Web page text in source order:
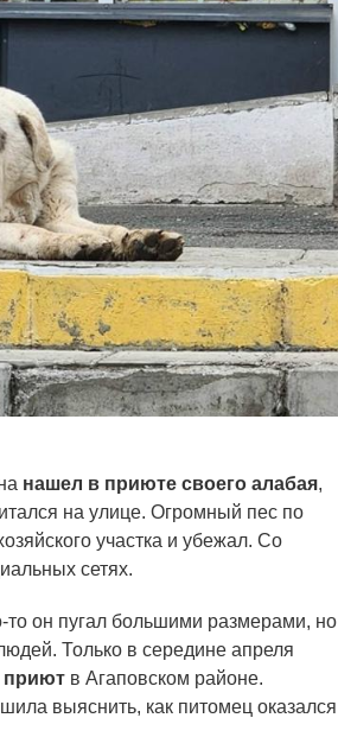
нашел в приюте своего алабая,
на улице. Огромный пес по
участка и убежал. Со
сетях.
то он пугал большими размерами, но
Только в середине апреля
приют в Агаповском районе.
выяснить, как питомец оказался